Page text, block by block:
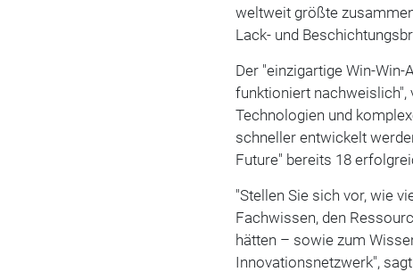
weltweit größte
Lack- und
Der "einzigartige Win-
funktioniert nachweislich",
Technologien und
schneller entwickelt
Future" bereits 18
"Stellen Sie sich vor, wie
Fachwissen, den
hätten – sowie zum
Innovationsnetzwerk",